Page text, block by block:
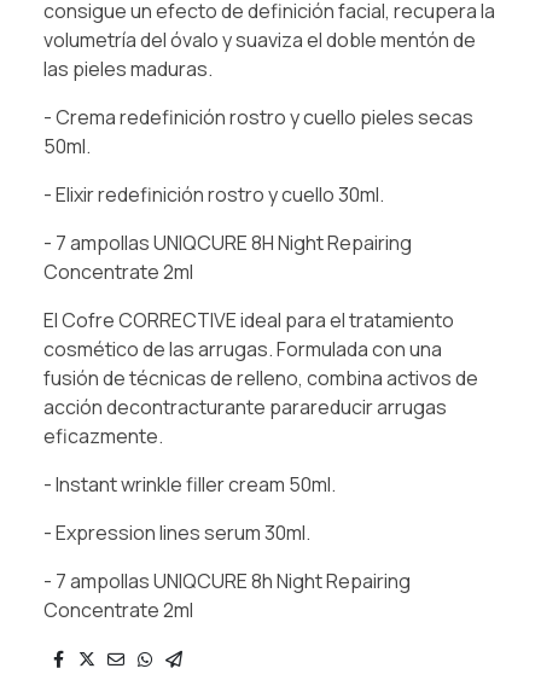
consigue un efecto de definición facial, recupera la
volumetría del óvalo y suaviza el doble mentón de
las pieles maduras.
- Crema redefinición rostro y cuello pieles secas
50ml.
- Elixir redefinición rostro y cuello 30ml.
- 7 ampollas UNIQCURE 8H Night Repairing
Concentrate 2ml
El Cofre CORRECTIVE ideal para el tratamiento
cosmético de las arrugas. Formulada con una
fusión de técnicas de relleno, combina activos de
acción decontracturante parareducir arrugas
eficazmente.
- Instant wrinkle filler cream 50ml.
- Expression lines serum 30ml.
- 7 ampollas UNIQCURE 8h Night Repairing
Concentrate 2ml